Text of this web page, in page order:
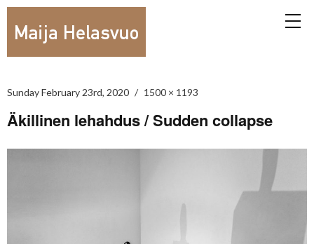
Sunday February 23rd, 2020 1500 × 1193
Äkillinen lehahdus / Sudden collapse